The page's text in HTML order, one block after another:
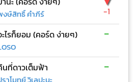
งษ์สิทธิ์ คำภีร์ -1
ไรก็ยอม (คอร์ด ง่ายๆ) -
นที่ดาวเต็มฟ้า -